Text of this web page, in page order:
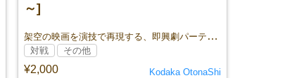
～]
架空の映画を演技で再現する、即興劇パーティーゲーム
¥2,000
対戦 その他
Kodaka OtonaShi